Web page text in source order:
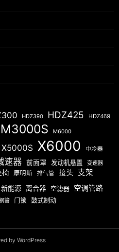
HDZ390 HDZ425 HDZ469
M3000S M6000
X5000S X6000 中冷器
速器 前面罩 发动机悬置 变速器
椅 康明斯 排气管 接头 支架
新能源 离合器 空滤器 空调管路
管 门锁 鼓式制动
by WordPress